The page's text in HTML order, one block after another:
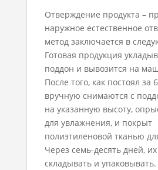
Отверждение продукта –
наружное естественное
метод заключается в
Готовая продукция
поддон и вывозится на
После того, как постоял за
вручную снимаются с
на указанную высоту,
для увлажнения, и покрыт
полиэтиленовой тканью
Через семь-десять дней,
складывать и